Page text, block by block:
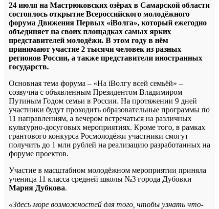
24 июля на Мастрюковских озёрах в Самарской области
состоялось открытие Всероссийского молодёжного
форума Движения Первых «iВолга», который ежегодно
объединяет на своих площадках самых ярких
представителей молодёжи. В этом году в нём
принимают участие 2 тысячи человек из разных
регионов России, а также представители иностранных
государств.
Основная тема форума – «На iВолгу всей семьёй» –
созвучна с объявленным Президентом Владимиром
Путиным Годом семьи в России. На протяжении 9 дней
участники будут проходить образовательные программы по
11 направлениям, а вечером встречаться на различных
культурно-досуговых мероприятиях. Кроме того, в рамках
грантового конкурса Росмолодёжи участники смогут
получить до 1 млн рублей на реализацию разработанных на
форуме проектов.
Участие в масштабном молодёжном мероприятии приняла
ученица 11 класса средней школы №3 города Дубовки
Мария Дубкова.
«Здесь море возможностей для того, чтобы узнать что-